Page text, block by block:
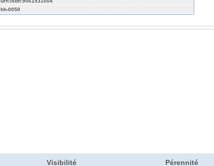
hh-0050
Visibilité Pérennité